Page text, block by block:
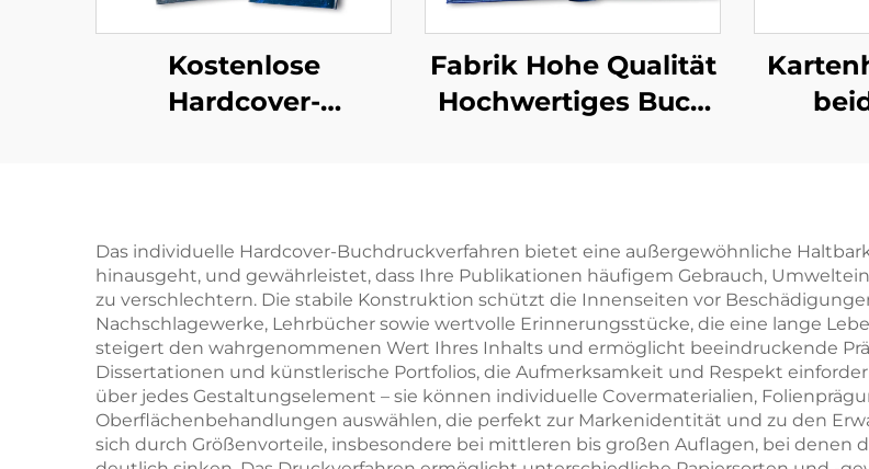
Kostenlose
Hardcover-
Buchdruck
Kundenspezifischer
Hardcover-Buch-Set-
Druck
Fabrik Hohe Qualität
Hochwertiges Buch
Hardcover-
Buchdruck
für
Das individuelle Hardcover-Buchdruckverfahren bietet eine außergewöhnliche
hinausgeht, und gewährleistet, dass Ihre Publikationen häufigem Gebrauch,
zu verschlechtern. Die stabile Konstruktion schützt die Innenseiten vor
Nachschlagewerke, Lehrbücher sowie wertvolle Erinnerungsstücke, die eine lange
steigert den wahrgenommenen Wert Ihres Inhalts und ermöglicht beeindruckende
Dissertationen und künstlerische Portfolios, die Aufmerksamkeit und Respekt
über jedes Gestaltungselement – sie können individuelle Covermaterialien,
Oberflächenbehandlungen auswählen, die perfekt zur Markenidentität und zu den
sich durch Größenvorteile, insbesondere bei mittleren bis großen Auflagen, bei denen